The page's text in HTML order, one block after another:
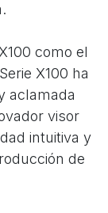
como el
X100 ha
aclamada
visor
intuitiva y
de